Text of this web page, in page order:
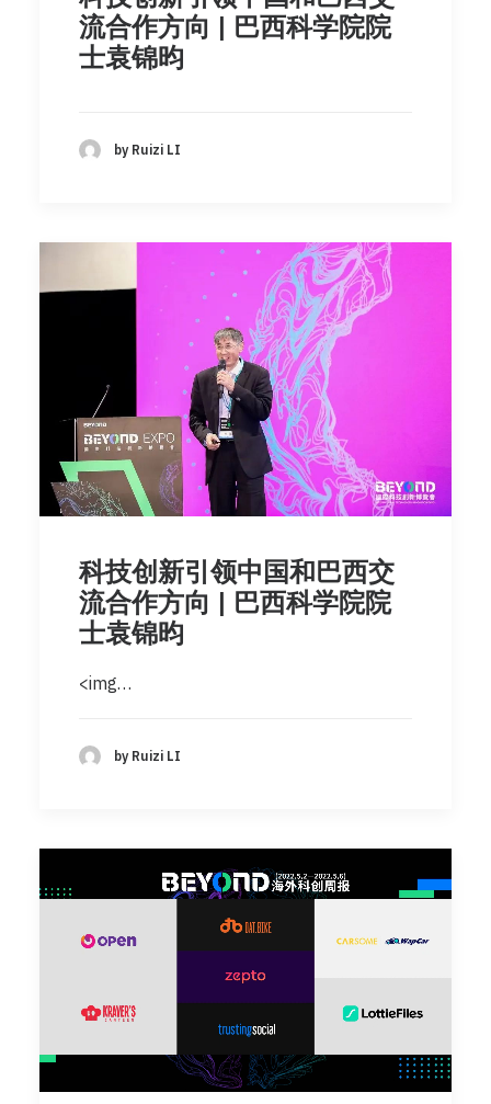
流合作方向 | 巴西科学院院
士袁锦昀
by Ruizi LI
科技创新引领中国和巴西交
流合作方向 | 巴西科学院院
士袁锦昀
<img…
by Ruizi LI